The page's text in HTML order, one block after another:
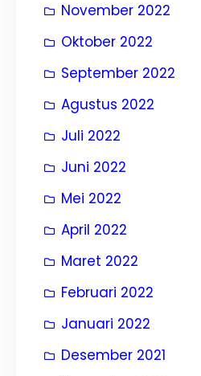
November 2022
Oktober 2022
September 2022
Agustus 2022
Juli 2022
Juni 2022
Mei 2022
April 2022
Maret 2022
Februari 2022
Januari 2022
Desember 2021